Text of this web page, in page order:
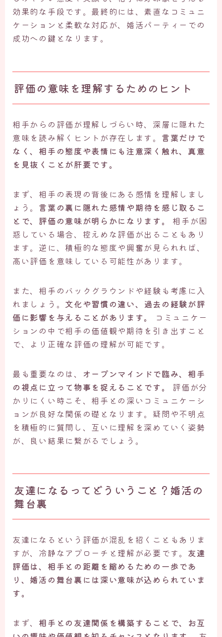
効果的な手段です。最終的には、素直なコミュニ
ケーションと柔軟な対応が、婚活パーティーでの
成功への鍵となります。
評価の意味を理解するためのヒント
相手からの評価が理解しづらい時、深層に隠れた
意味を読み解くヒントが存在します。 言葉だけで
なく、相手の態度や表情にも注意深く触れ、真意
を見抜くことが肝要です。
まず、相手の表現の背後にある感情を理解しまし
ょう。 言葉の裏に隠れた感情や期待を感じ取るこ
とで、評価の意味が明らかになります。
相手が困
惑している場合、控えめな評価が出ることもあり
ます。逆に、積極的な態度や興奮が見られれば、
高い評価を意味している可能性があります。
また、相手のバックグラウンドや経験も考慮に入
れましょう。 文化や習慣の違い、過去の経験が評
価に影響を与えることがあります。
コミュニケー
ションの中で相手の価値観や期待を引き出すこと
で、より正確な評価の理解が可能です。
最も重要なのは、 オープンマインドで臨み、相手
の視点に立って物事を捉えることです。
評価が分
かりにくい時こそ、相手との深いコミュニケーシ
ョンが良好な関係の礎となります。疑問や不明点
を積極的に質問し、互いに理解を深めていく姿勢
が、良い結果に繋がるでしょう。
友達になるってどういうこと？婚活の
舞台裏
友達になるという評価が混乱を招くこともありま
すが、冷静なアプローチと理解が必要です。 友達
評価は、相手との距離を縮めるための一歩であ
り、婚活の舞台裏には深い意味が込められていま
す。
まず、 相手との友達関係を構築することで、お互